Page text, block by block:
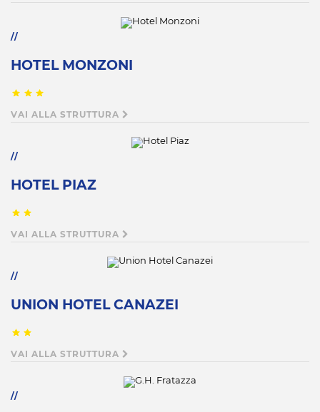
HOTEL MONZONI
VAI ALLA STRUTTURA
HOTEL PIAZ
VAI ALLA STRUTTURA
UNION HOTEL CANAZEI
VAI ALLA STRUTTURA